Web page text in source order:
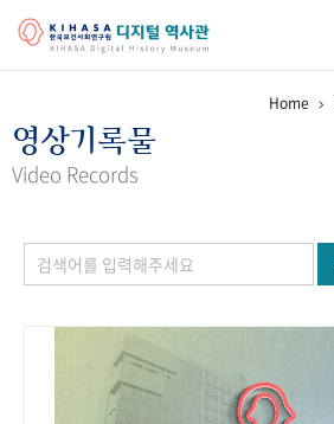
걸어온 길 기관 변천사
정책과 연구 키워드로 보는 연구 역사
기록물 아카이브
Home
영상기록물
Video Records